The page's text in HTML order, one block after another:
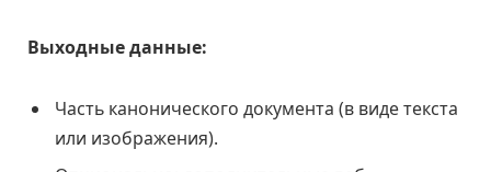
Выходные данные:
Часть канонического документа (в виде текста
или изображения).